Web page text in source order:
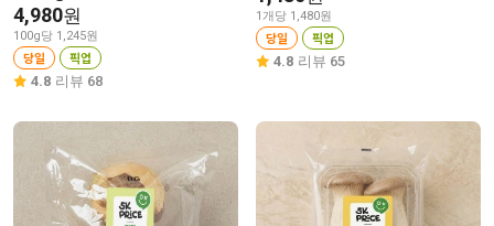
4,980원
100g당 1,245원
당일 픽업
4.8 리뷰 68
1개당 1,480원
당일 픽업
4.8 리뷰 65